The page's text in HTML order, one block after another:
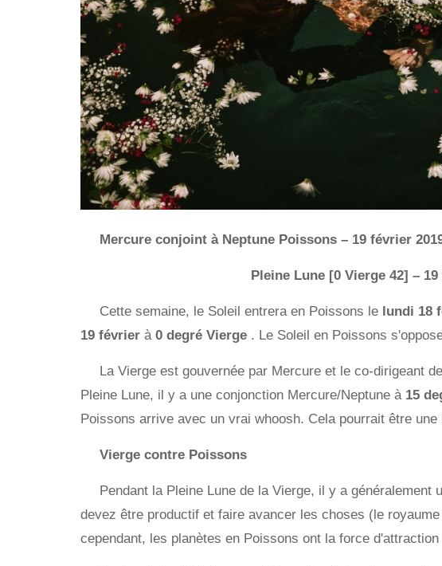
Mercure conjoint à Neptune Poissons – 19 février
Pleine Lune [0 Vierge 42] –
Cette semaine, le Soleil entrera en Poissons le lundi 18
19 févrierà 0 degré Vierge. Le Soleil en Poissons
La Vierge est gouvernée par Mercure et le co-dirigeant
Pleine Lune, il y a une conjonction Mercure/Neptune à 15
Poissons arrive avec un vrai whoosh. Cela pourrait être une
Vierge contre Poissons
Pendant la Pleine Lune de la Vierge, il y a
devez être productif et faire avancer les choses (le
cependant, les planètes en Poissons ont la force